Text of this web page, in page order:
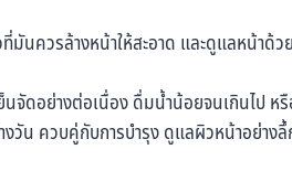
นควรล้างหน้าให้สะอาด และดูแลหน้าด้ว
จัดอย่างต่อเนื่อง ดื่มน้ำน้อยจนเกินไป หรื
วัน ควบคู่กับการบำรุง ดูแลผิวหน้าอย่างลึ้